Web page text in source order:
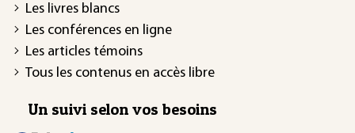
Les livres blancs
Les conférences en ligne
Les articles témoins
Tous les contenus en accès libre
Un suivi selon vos besoins